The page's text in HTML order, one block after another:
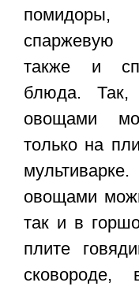
помидоры,
спаржевую
также и
блюда. Так,
овощами
только на
овощами
так и в
плите
сковороде,